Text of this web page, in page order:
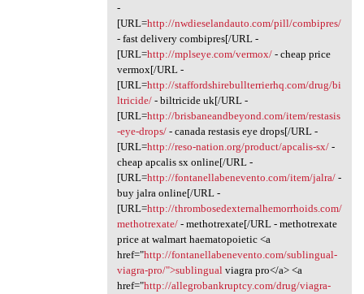
-
[URL=http://nwdieselandauto.com/pill/combipres/
- fast delivery combipres[/URL -
[URL=http://mplseye.com/vermox/- cheap price
vermox[/URL -
[URL=http://staffordshirebullterrierhq.com/drug/bi
ltricide/- biltricide uk[/URL -
[URL=http://brisbaneandbeyond.com/item/restasis
-eye-drops/- canada restasis eye drops[/URL -
[URL=http://reso-nation.org/product/apcalis-sx/-
cheap apcalis sx online[/URL -
[URL=http://fontanellabenevento.com/item/jalra/-
buy jalra online[/URL -
[URL=http://thrombosedexternalhemorrhoids.com/
methotrexate/- methotrexate[/URL - methotrexate
price at walmart haematopoietic <a
href="http://fontanellabenevento.com/sublingual-
viagra-pro/">sublingualviagra pro</a> <a
href="http://allegrobankruptcy.com/drug/viagra-